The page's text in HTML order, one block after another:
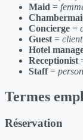
Maid =
Concierge =
Guest =
Hotel
Receptionist
Staff=
Termes
Réservation